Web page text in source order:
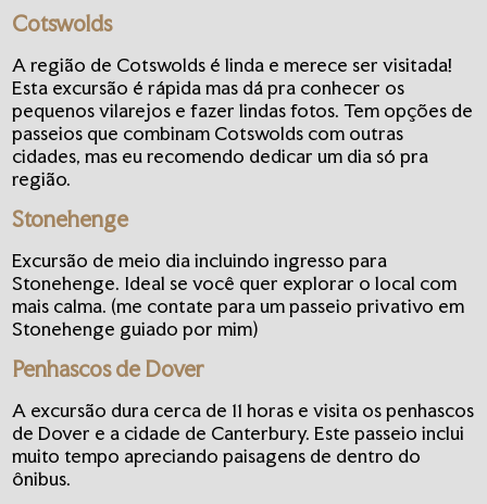
Cotswolds
A região de Cotswolds é linda e merece ser visitada!
Esta excursão é rápida mas dá pra conhecer os
pequenos vilarejos e fazer lindas fotos. Tem opções de
passeios que combinam Cotswolds com outras
cidades, mas eu recomendo dedicar um dia só pra
região.
Stonehenge
Excursão de meio dia incluindo ingresso para
Stonehenge. Ideal se você quer explorar o local com
mais calma. (me contate para um passeio privativo em
Stonehenge guiado por mim)
Penhascos de Dover
A excursão dura cerca de 11 horas e visita os penhascos
de Dover e a cidade de Canterbury. Este passeio inclui
muito tempo apreciando paisagens de dentro do
ônibus.